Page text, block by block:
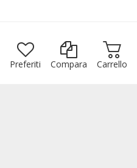
Preferiti Compara Carrello